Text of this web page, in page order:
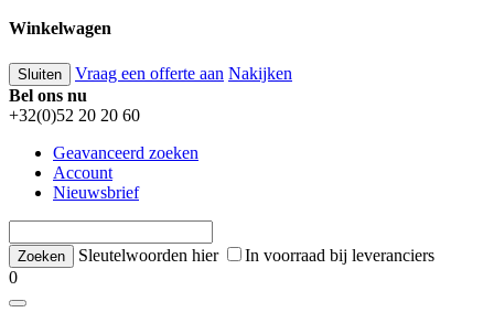
Winkelwagen
Sluiten Vraag een offerte aan Nakijken
Bel ons nu
+32(0)52 20 20 60
Geavanceerd zoeken
Account
Nieuwsbrief
Sleutelwoorden hier
In voorraad bij leveranciers
0